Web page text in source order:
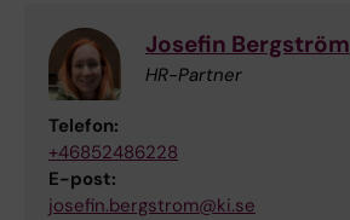
Josefin Bergström
HR-Partner
Telefon:
+46852486228
E-post:
josefin.bergstrom@ki.se